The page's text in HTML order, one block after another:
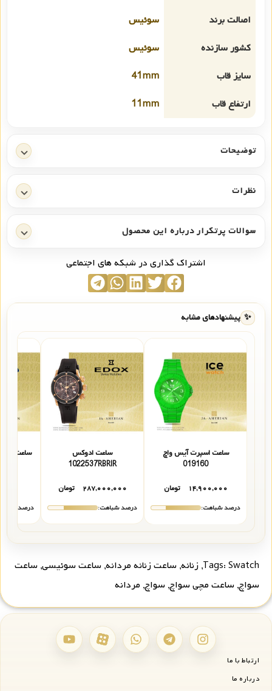
اصالت برند
سوئیس
کشور سازنده
سوئیس
سایز قاب
41mm
ارتفاع قاب
11mm
توضیحات
نظرات
سوالات پرتکرار درباره این محصول
اشتراک گذاری در شبکه های اجتماعی
✨ پیشنهادهای مشابه
ساعت اسپرت آیس واچ
019160
۱۴,۹۰۰,۰۰۰
تومان
درصد شباهت:
ساعت ادوکس
1022537RBRIR
۲۸۷,۰۰۰,۰۰۰
تومان
درصد شباهت:
درصد
Tags: Swatch
, زنانه, ساعت زنانه مردانه, ساعت سوئیسی, ساعت
سواچ, ساعت مچی سواچ, سواچ, مردانه
ارتباط با ما
درباره ما